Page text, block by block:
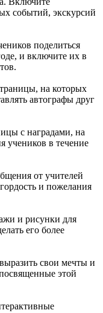
событий, экскурсий
поделиться
и включите их в
на которых
автографы друг
с наградами, на
учеников в течение
от учителей
и пожелания
и рисунки для
его более
свои мечты и
этой